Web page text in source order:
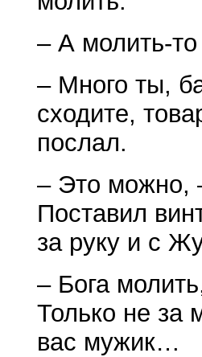
– А молить-
– Много ты,
сходите,
послал.
– Это можно,
Поставил
за руку и с
– Бога
Только не за
вас мужик…